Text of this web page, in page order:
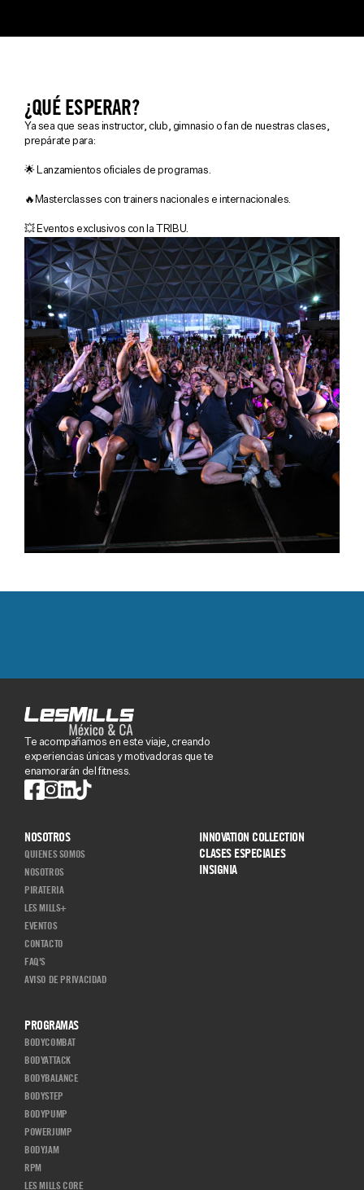
¿QUÉ ESPERAR?
Ya sea que seas instructor, club, gimnasio o fan de nuestras clases,
prepárate para:
🌟 Lanzamientos oficiales de programas.
🔥Masterclasses con trainers nacionales e internacionales.
💥 Eventos exclusivos con la TRIBU.
Te acompañamos en este viaje, creando
experiencias únicas y motivadoras que te
enamorarán del fitness.
NOSOTROS
QUIENES SOMOS
NOSOTROS
PIRATERIA
LES MILLS+
EVENTOS
CONTACTO
FAQ'S
AVISO DE PRIVACIDAD
PROGRAMAS
BODYCOMBAT
BODYATTACK
BODYBALANCE
BODYSTEP
BODYPUMP
POWERJUMP
BODYJAM
RPM
LES MILLS CORE
INNOVATION COLLECTION
CLASES ESPECIALES
INSIGNIA